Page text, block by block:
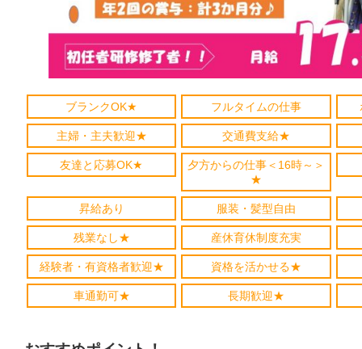
ブランクOK★ フルタイムの仕事
主婦・主夫歓迎★ 交通費支給★
友達と応募OK★
夕方からの仕事＜16時～＞
★
昇給あり 服装・髪型自由
残業なし★ 産休育休制度充実
経験者・有資格者歓迎★ 資格を活かせる★
車通勤可★ 長期歓迎★